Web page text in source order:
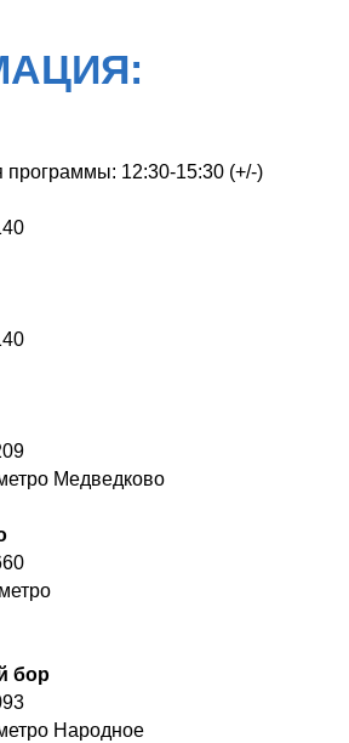
12:30-15:30 (+/-)
Медведково
бор
Народное
конфиденциальности
на рассылку